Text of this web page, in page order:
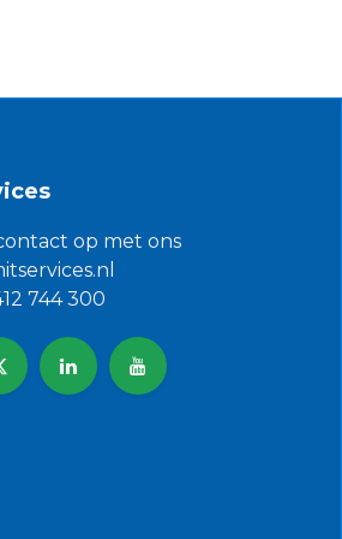
op met ons​
744 300